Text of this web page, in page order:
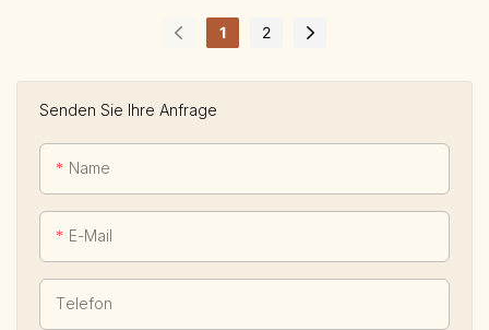
Senden Sie Ihre Anfrage
Name
E-Mail
Telefon
1 2